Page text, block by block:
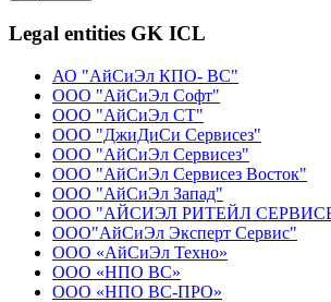
Legal entities GK ICL
АО "АйСиЭл КПО- ВС"
ООО "АйСиЭл Софт"
ООО "АйСиЭл СТ"
ООО "ДжиДиСи Сервисез"
ООО "АйСиЭл Сервисез"
ООО "АйСиЭл Сервисез Восток"
ООО "АйСиЭл Запад"
ООО "АЙСИЭЛ РИТЕЙЛ
ООО"АйСиЭл Эксперт Сервис"
ООО «АйСиЭл Техно»
ООО «НПО ВС»
ООО «НПО ВС-ПРО»